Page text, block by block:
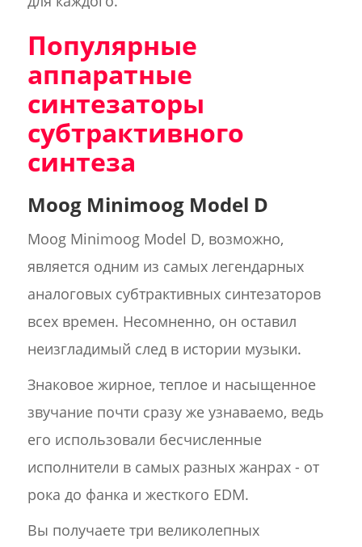
Популярные
аппаратные
синтезаторы
субтрактивного
синтеза
Moog Minimoog Model D
Moog Minimoog Model D, возможно,
является одним из самых легендарных
аналоговых субтрактивных синтезаторов
всех времен. Несомненно, он оставил
неизгладимый след в истории музыки.
Знаковое жирное, теплое и насыщенное
звучание почти сразу же узнаваемо, ведь
его использовали бесчисленные
исполнители в самых разных жанрах - от
рока до фанка и жесткого EDM.
Вы получаете три великолепных